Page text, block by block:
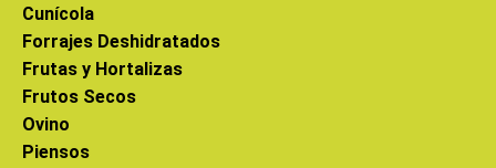
Cunícola
Forrajes Deshidratados
Frutas y Hortalizas
Frutos Secos
Ovino
Piensos